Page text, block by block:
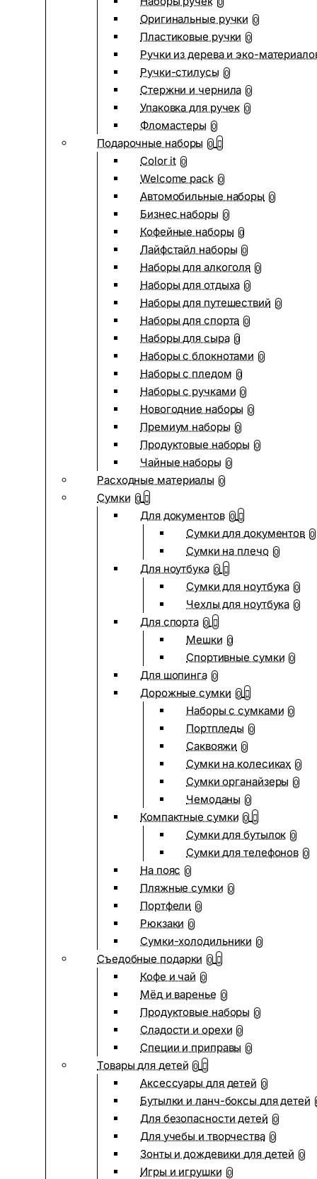
0
Оригинальные ручки 0
Пластиковые ручки 0
Ручки из дерева и эко-
Ручки-стилусы 0
Стержни и чернила 0
Упаковка для ручек 0
Фломастеры 0
Подарочные наборы 0
Color it 0
Welcome pack 0
Автомобильные наборы 0
Бизнес наборы 0
Кофейные наборы 0
Лайфстайл наборы 0
Наборы для алкоголя 0
Наборы для отдыха 0
Наборы для путешествий 0
Наборы для спорта 0
Наборы для сыра 0
Наборы с блокнотами 0
Наборы с пледом 0
Наборы с ручками 0
Новогодние наборы 0
Премиум наборы 0
Продуктовые наборы 0
Чайные наборы 0
Расходные материалы 0
Сумки 0
Для документов 0
Сумки для документов 0
Сумки на плечо 0
Для ноутбука 0
Сумки для ноутбука 0
Чехлы для ноутбука 0
Для спорта 0
Мешки 0
Спортивные сумки 0
Для шопинга 0
Дорожные сумки 0
Наборы с сумками 0
Портпледы 0
Саквояжи 0
Сумки на колесиках 0
Сумки органайзеры 0
Чемоданы 0
Компактные сумки 0
Сумки для бутылок 0
Сумки для телефонов 0
На пояс 0
Пляжные сумки 0
Портфели 0
Рюкзаки 0
Сумки-холодильники 0
Съедобные подарки 0
Кофе и чай 0
Мёд и варенье 0
Продуктовые наборы 0
Сладости и орехи 0
Специи и приправы 0
Товары для детей 0
Аксессуары для детей 0
Бутылки и ланч-боксы для детей
Для безопасности детей 0
Для учебы и творчества 0
Зонты и дождевики для детей 0
Игры и игрушки 0